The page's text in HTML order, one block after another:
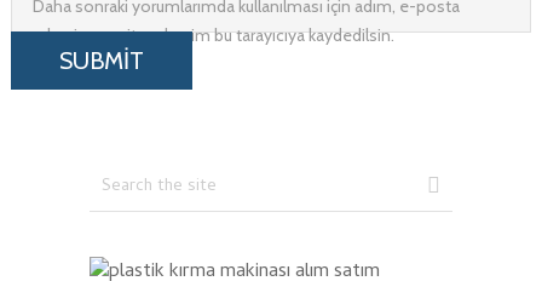
Daha sonraki yorumlarımda kullanılması için adım, e-posta
adresim ve site adresim bu tarayıcıya kaydedilsin.